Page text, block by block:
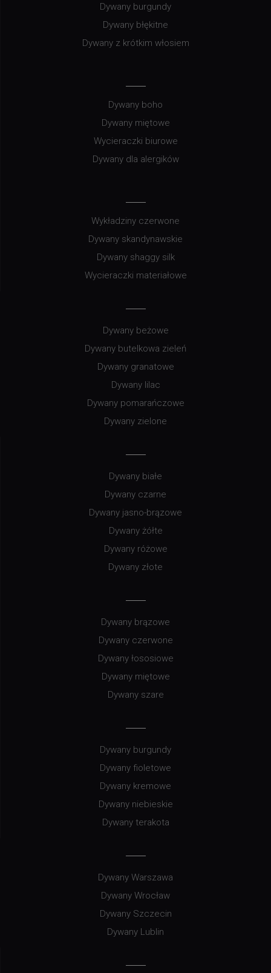
Dywany burgundy
Dywany błękitne
Dywany z krótkim włosiem
Dywany boho
Dywany miętowe
Wycieraczki biurowe
Dywany dla alergików
Wykładziny czerwone
Dywany skandynawskie
Dywany shaggy silk
Wycieraczki materiałowe
Dywany beżowe
Dywany butelkowa zieleń
Dywany granatowe
Dywany lilac
Dywany pomarańczowe
Dywany zielone
Dywany białe
Dywany czarne
Dywany jasno-brązowe
Dywany żółte
Dywany różowe
Dywany złote
Dywany brązowe
Dywany czerwone
Dywany łososiowe
Dywany miętowe
Dywany szare
Dywany burgundy
Dywany fioletowe
Dywany kremowe
Dywany niebieskie
Dywany terakota
Dywany Warszawa
Dywany Wrocław
Dywany Szczecin
Dywany Lublin